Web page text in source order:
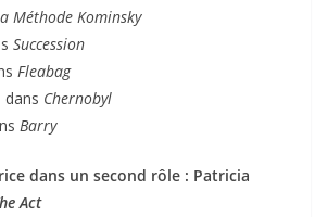
Méthode Kominsky
Succession
Fleabag
dans Chernobyl
Barry
dans un second rôle : Patricia
Act